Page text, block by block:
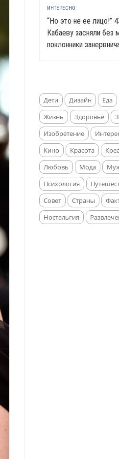
ИНТЕРЕСНО
“Но это не ее лицо!”
Кабаеву засняли без
поклонники
Дети Дизайн Еда
Жизнь
Здоровье
Изобретение
Кино
Красота
Любовь
Мода
Психология
Совет
Страны
Ностальгия